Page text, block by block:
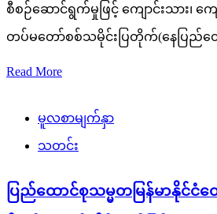
စီစဉ်ဆောင်ရွက်မှုဖြင့် ကျောင်းသား၊ ကျ
တပ်မတော်စစ်သမိုင်းပြတိုက်(နေပြည်
Read More
မူလစာမျက်နှာ
သတင်း
ပြည်ထောင်စုသမ္မတမြန်မာနိုင်ငံ